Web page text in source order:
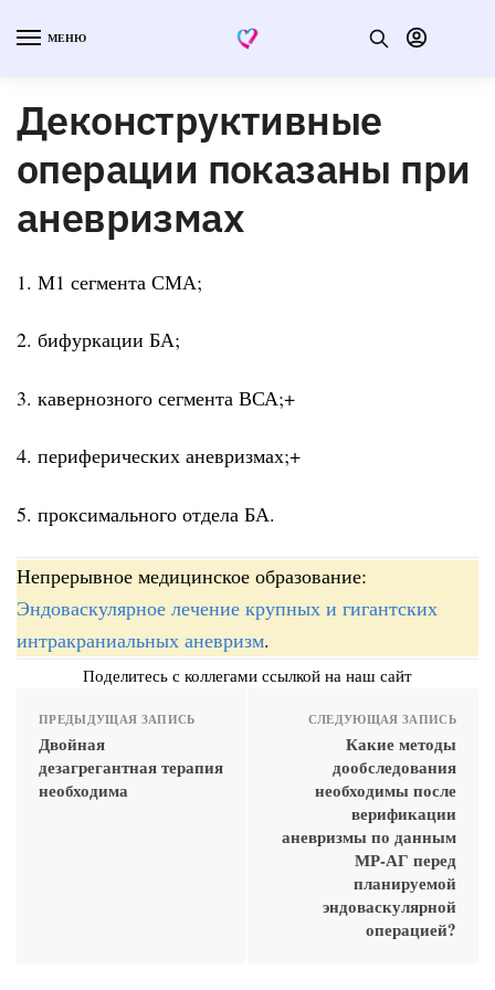
МЕНЮ
Деконструктивные
операции показаны при
аневризмах
1. М1 сегмента СМА;
2. бифуркации БА;
3. кавернозного сегмента ВСА;+
4. периферических аневризмах;+
5. проксимального отдела БА.
Непрерывное медицинское образование:
Эндоваскулярное лечение крупных и гигантских
интракраниальных аневризм.
Поделитесь с коллегами ссылкой на наш сайт
ПРЕДЫДУЩАЯ ЗАПИСЬ
Двойная
дезагрегантная терапия
необходима
СЛЕДУЮЩАЯ ЗАПИСЬ
Какие методы
дообследования
необходимы после
верификации
аневризмы по данным
МР-АГ перед
планируемой
эндоваскулярной
операцией?